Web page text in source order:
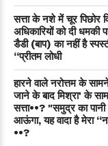
सत्ता के नशे में चूर पिछोर
अधिकारियों को दी
डैडी (बाप) का नहीं है
“प्रीतम लोधी
हारने वाले नरोत्तम के
जाने के बाद मिश्रा' के
सत्ता••? "समुद्र का
आऊंगा, यह वादा है मेरा
••?